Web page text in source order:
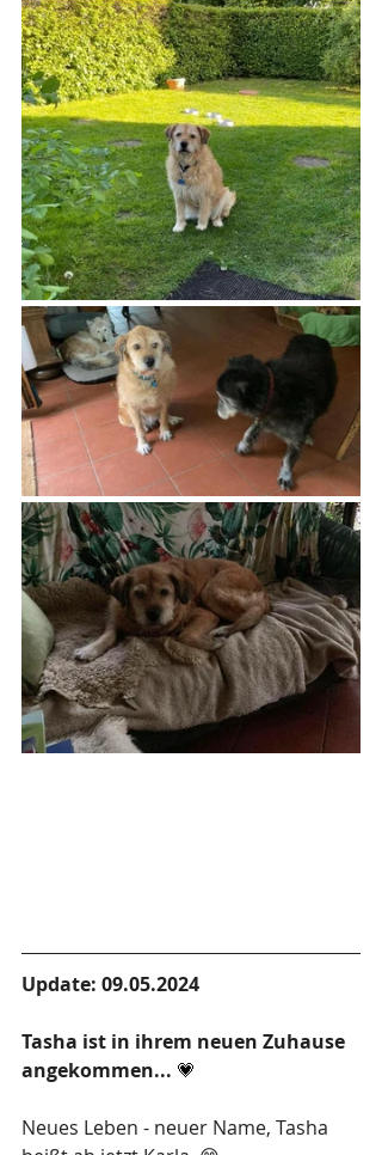
Update: 09.05.2024
Tasha ist in ihrem neuen Zuhause
angekommen... 💗
Neues Leben - neuer Name, Tasha